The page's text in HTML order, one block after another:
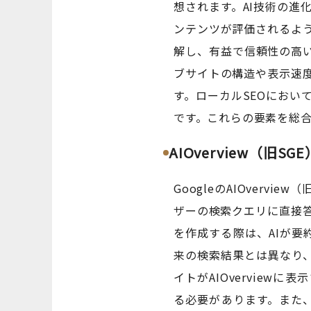
想されます。AI技術の進
ンテンツが評価されるよ
解し、有益で信頼性の高
ブサイトの構造や表示速
す。ローカルSEOにおい
です。これらの要素を総
AIOverview（旧SGE
GoogleのAIOverview（
ザーの検索クエリに直接
を作成する際は、AIが要
来の検索結果とは異なり
イトがAIOverviewに表
る必要があります。ま